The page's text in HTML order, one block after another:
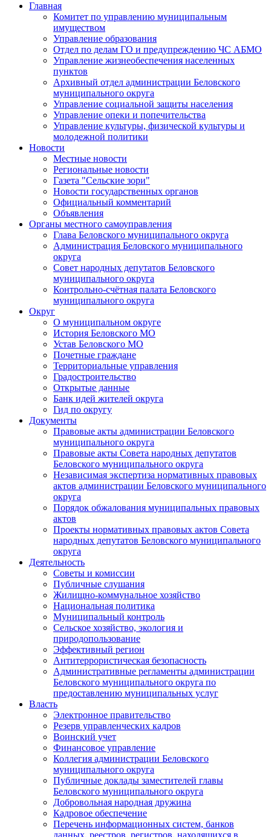
Главная
Комитет по управлению муниципальным
имуществом
Управление образования
Отдел по делам ГО и предупреждению ЧС АБМО
Управление жизнеобеспечения населенных
пунктов
Архивный отдел администрации Беловского
муниципального округа
Управление социальной защиты населения
Управление опеки и попечительства
Управление культуры, физической культуры и
молодежной политики
Новости
Местные новости
Региональные новости
Газета "Сельские зори"
Новости государственных органов
Официальный комментарий
Объявления
Органы местного самоуправления
Глава Беловского муниципального округа
Администрация Беловского муниципального
округа
Совет народных депутатов Беловского
муниципального округа
Контрольно-счётная палата Беловского
муниципального округа
Округ
О муниципальном округе
История Беловского МО
Устав Беловского МО
Почетные граждане
Территориальные управления
Градостроительство
Открытые данные
Банк идей жителей округа
Гид по округу
Документы
Правовые акты администрации Беловского
муниципального округа
Правовые акты Совета народных депутатов
Беловского муниципального округа
Независимая экспертиза нормативных правовых
актов администрации Беловского муниципального
округа
Порядок обжалования муниципальных правовых
актов
Проекты нормативных правовых актов Совета
народных депутатов Беловского муниципального
округа
Деятельность
Советы и комиссии
Публичные слушания
Жилищно-коммунальное хозяйство
Национальная политика
Муниципальный контроль
Сельское хозяйство, экология и
природопользование
Эффективный регион
Антитеррористическая безопасность
Административные регламенты администрации
Беловского муниципального округа по
предоставлению муниципальных услуг
Власть
Электронное правительство
Резерв управленческих кадров
Воинский учет
Финансовое управление
Коллегия администрации Беловского
муниципального округа
Публичные доклады заместителей главы
Беловского муниципального округа
Добровольная народная дружина
Кадровое обеспечение
Перечень информационных систем, банков
данных, реестров, регистров, находящихся в